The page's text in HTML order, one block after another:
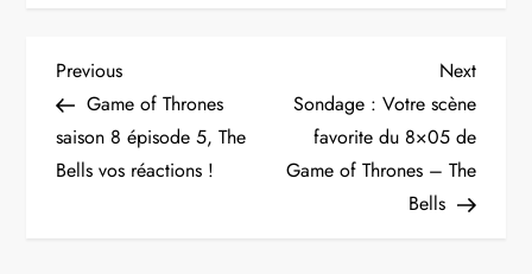
N
a
v
Previous
Post
Previous
Game of Thrones
saison 8 épisode 5, The
Bells vos réactions !
Next
Post
Next
Sondage : Votre scène
favorite du 8×05 de
Game of Thrones – The
Bells